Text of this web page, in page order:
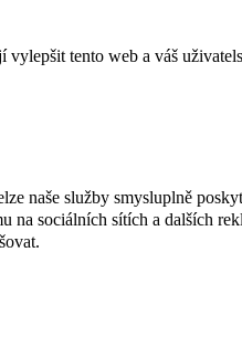
tento web a váš
naše služby smysluplně
na sociálních sítích a dalších